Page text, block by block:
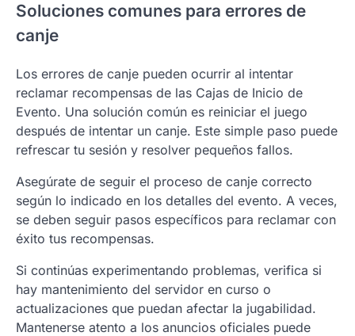
Soluciones comunes para errores de
canje
Los errores de canje pueden ocurrir al intentar
reclamar recompensas de las Cajas de Inicio de
Evento. Una solución común es reiniciar el juego
después de intentar un canje. Este simple paso puede
refrescar tu sesión y resolver pequeños fallos.
Asegúrate de seguir el proceso de canje correcto
según lo indicado en los detalles del evento. A veces,
se deben seguir pasos específicos para reclamar con
éxito tus recompensas.
Si continúas experimentando problemas, verifica si
hay mantenimiento del servidor en curso o
actualizaciones que puedan afectar la jugabilidad.
Mantenerse atento a los anuncios oficiales puede